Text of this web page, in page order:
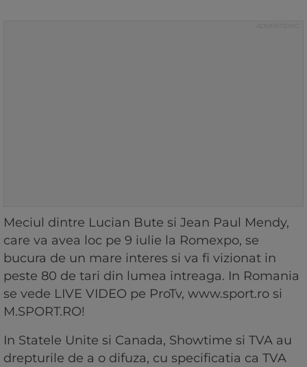
Meciul dintre Lucian Bute si Jean Paul Mendy,
care va avea loc pe 9 iulie la Romexpo, se
bucura de un mare interes si va fi vizionat in
peste 80 de tari din lumea intreaga. In Romania
se vede LIVE VIDEO pe ProTv, www.sport.ro si
M.SPORT.RO!
In Statele Unite si Canada, Showtime si TVA au
drepturile de a o difuza, cu specificatia ca TVA